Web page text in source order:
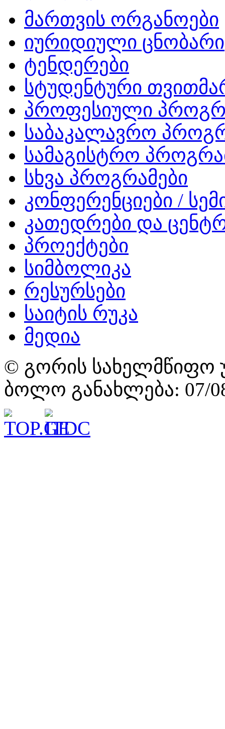
მართვის ორგანოები
იურიდიული ცნობარი
ტენდერები
სტუდენტური
პროფესიული
საბაკალავრო
სამაგისტრო
სხვა პროგრამები
კონფერენციები /
კათედრები და
პროექტები
სიმბოლიკა
რესურსები
საიტის რუკა
მედია
© გორის სახელმწიფო
ბოლო განახლება: 07/